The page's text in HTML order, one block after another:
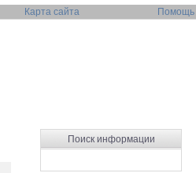
Карта сайта Помощь
Поиск информации